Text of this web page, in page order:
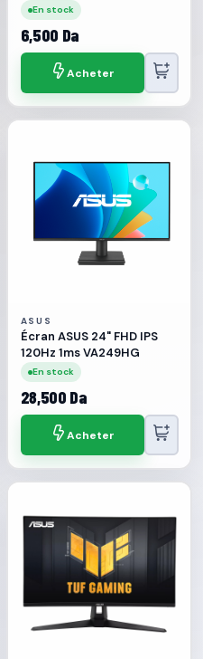
En stock
6,500 Da
Acheter
ASUS
Écran ASUS 24" FHD IPS
120Hz 1ms VA249HG
En stock
28,500 Da
Acheter